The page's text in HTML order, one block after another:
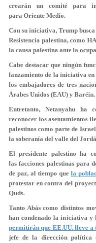
crearán un comité para
para Oriente Medio.
Con su iniciativa, Trump
Resistencia palestina, como
la causa palestina ante la
Cabe destacar que ningún
lanzamiento de la iniciativa en
los embajadores de tres
Árabes Unidos (EAU) y Baréin.
Entretanto, Netanyahu ha
reconocer los asentamientos
palestinos como parte de
la soberanía del valle del
El presidente palestino ha
las facciones palestinas para
de paz, al tiempo que la
protestar en contra del
Quds.
Tanto Abás como distintos
han condenado la iniciativa y
permitirán que EE.UU. lleve a
jefe de la dirección política